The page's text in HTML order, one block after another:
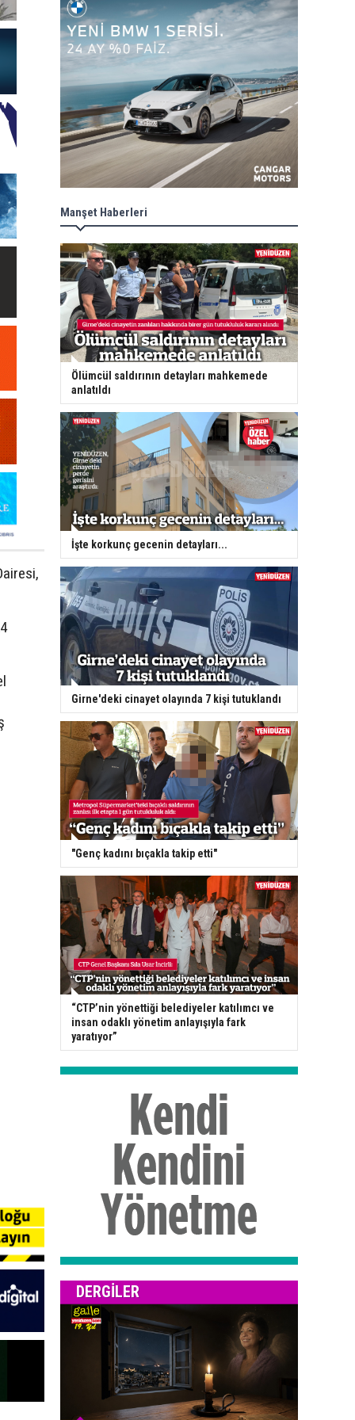
Manşet Haberleri
Ölümcül saldırının detayları mahkemede
anlatıldı
İşte korkunç gecenin detayları...
Girne'deki cinayet olayında 7 kişi tutuklandı
"Genç kadını bıçakla takip etti"
“CTP’nin yönettiği belediyeler katılımcı ve
insan odaklı yönetim anlayışıyla fark
yaratıyor”
DERGILER